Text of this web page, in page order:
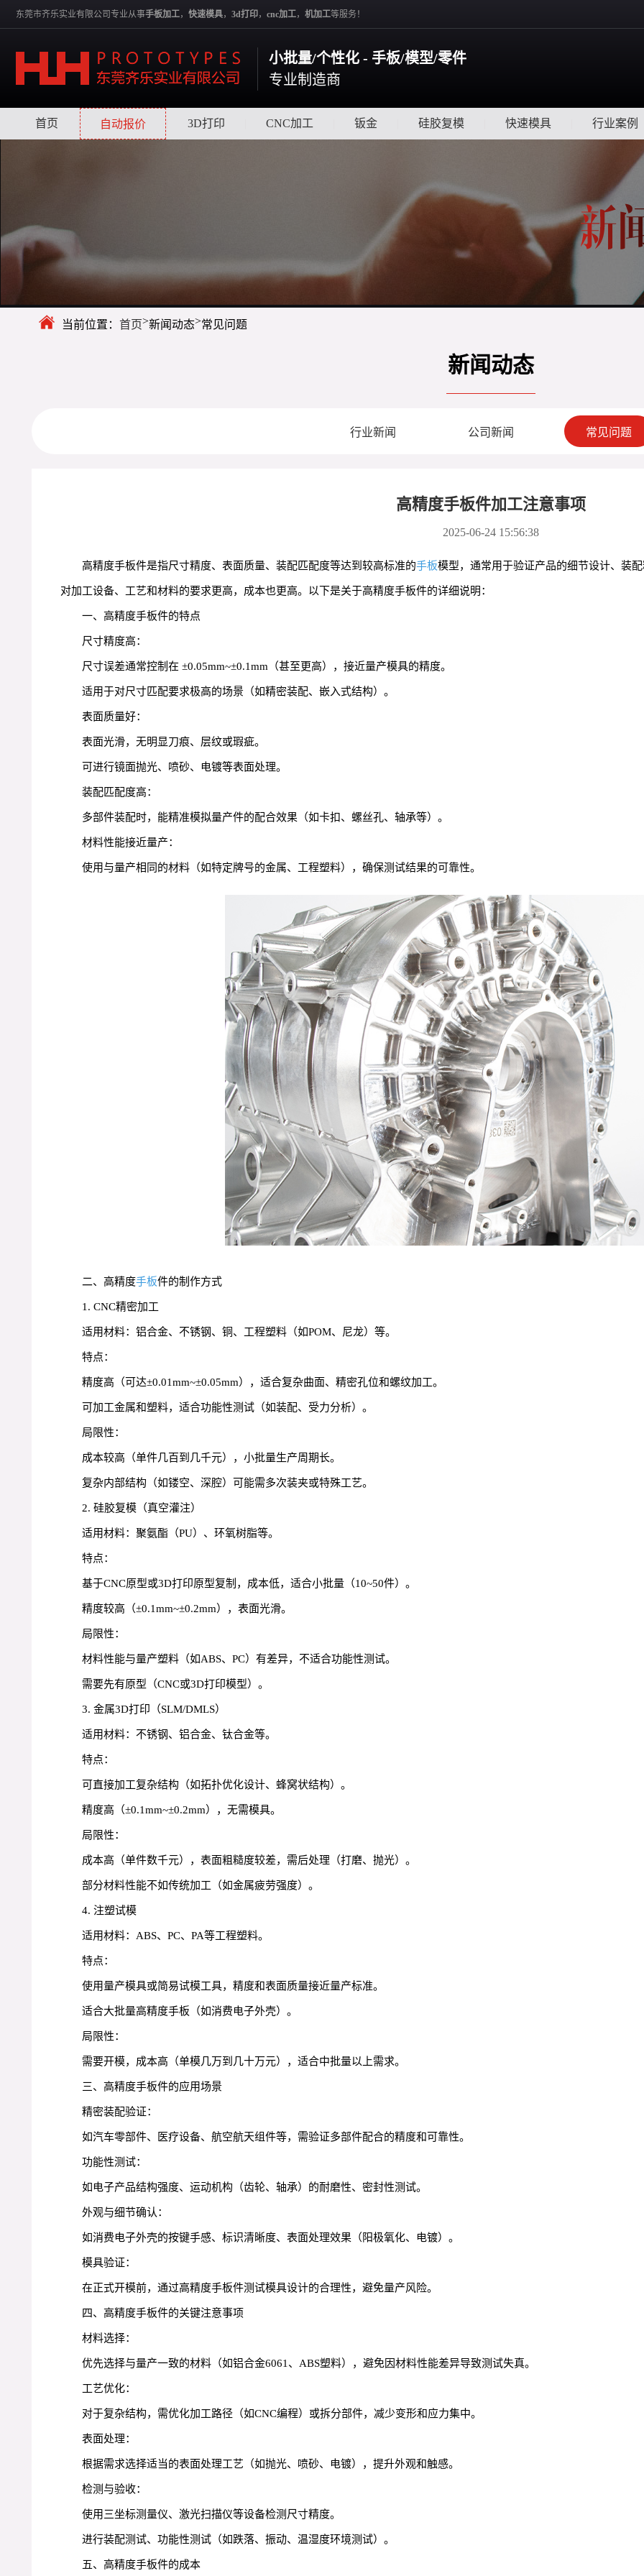
东莞市齐乐实业有限公司专业从事手板加工， 快速模具， 3d打印， cnc加工， 机加工等服务！
小批量/个性化 - 手板/模型/零件
专业制造商
首页 自动报价 3D打印 CNC加工 钣金 硅胶复模 快速模具 行业案例
当前位置： 首页>新闻动态>常见问题
新闻动态
行业新闻 公司新闻 常见问题
高精度手板件加工注意事项
2025-06-24 15:56:38
高精度手板件是指尺寸精度、表面质量、装配匹配度等达到较高标准的手板模型，通常用于验证产品的细节设计、装
对加工设备、工艺和材料的要求更高，成本也更高。以下是关于高精度手板件的详细说明：
一、高精度手板件的特点
尺寸精度高：
尺寸误差通常控制在 ±0.05mm~±0.1mm（甚至更高），接近量产模具的精度。
适用于对尺寸匹配要求极高的场景（如精密装配、嵌入式结构）。
表面质量好：
表面光滑，无明显刀痕、层纹或瑕疵。
可进行镜面抛光、喷砂、电镀等表面处理。
装配匹配度高：
多部件装配时，能精准模拟量产件的配合效果（如卡扣、螺丝孔、轴承等）。
材料性能接近量产：
使用与量产相同的材料（如特定牌号的金属、工程塑料），确保测试结果的可靠性。
二、高精度手板件的制作方式
1. CNC精密加工
适用材料：铝合金、不锈钢、铜、工程塑料（如POM、尼龙）等。
特点：
精度高（可达±0.01mm~±0.05mm），适合复杂曲面、精密孔位和螺纹加工。
可加工金属和塑料，适合功能性测试（如装配、受力分析）。
局限性：
成本较高（单件几百到几千元），小批量生产周期长。
复杂内部结构（如镂空、深腔）可能需多次装夹或特殊工艺。
2. 硅胶复模（真空灌注）
适用材料：聚氨酯（PU）、环氧树脂等。
特点：
基于CNC原型或3D打印原型复制，成本低，适合小批量（10~50件）。
精度较高（±0.1mm~±0.2mm），表面光滑。
局限性：
材料性能与量产塑料（如ABS、PC）有差异，不适合功能性测试。
需要先有原型（CNC或3D打印模型）。
3. 金属3D打印（SLM/DMLS）
适用材料：不锈钢、铝合金、钛合金等。
特点：
可直接加工复杂结构（如拓扑优化设计、蜂窝状结构）。
精度高（±0.1mm~±0.2mm），无需模具。
局限性：
成本高（单件数千元），表面粗糙度较差，需后处理（打磨、抛光）。
部分材料性能不如传统加工（如金属疲劳强度）。
4. 注塑试模
适用材料：ABS、PC、PA等工程塑料。
特点：
使用量产模具或简易试模工具，精度和表面质量接近量产标准。
适合大批量高精度手板（如消费电子外壳）。
局限性：
需要开模，成本高（单模几万到几十万元），适合中批量以上需求。
三、高精度手板件的应用场景
精密装配验证：
如汽车零部件、医疗设备、航空航天组件等，需验证多部件配合的精度和可靠性。
功能性测试：
如电子产品结构强度、运动机构（齿轮、轴承）的耐磨性、密封性测试。
外观与细节确认：
如消费电子外壳的按键手感、标识清晰度、表面处理效果（阳极氧化、电镀）。
模具验证：
在正式开模前，通过高精度手板件测试模具设计的合理性，避免量产风险。
四、高精度手板件的关键注意事项
材料选择：
优先选择与量产一致的材料（如铝合金6061、ABS塑料），避免因材料性能差异导致测试失真。
工艺优化：
对于复杂结构，需优化加工路径（如CNC编程）或拆分部件，减少变形和应力集中。
表面处理：
根据需求选择适当的表面处理工艺（如抛光、喷砂、电镀），提升外观和触感。
检测与验收：
使用三坐标测量仪、激光扫描仪等设备检测尺寸精度。
进行装配测试、功能性测试（如跌落、振动、温湿度环境测试）。
五、高精度手板件的成本